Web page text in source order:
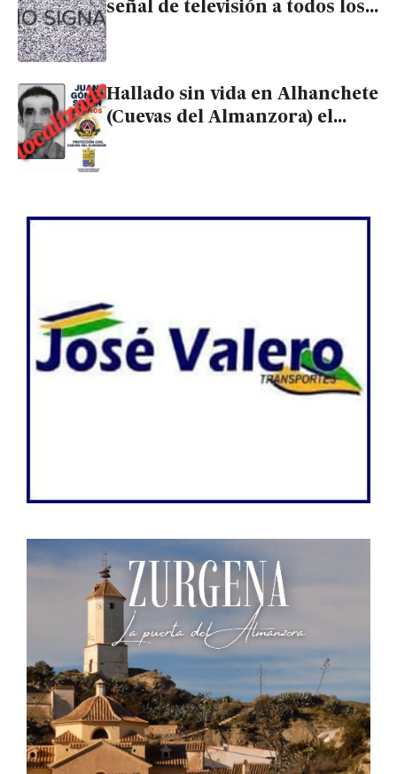
señal de televisión a todos los
Hallado sin vida en Alhanchete
(Cuevas del Almanzora) el